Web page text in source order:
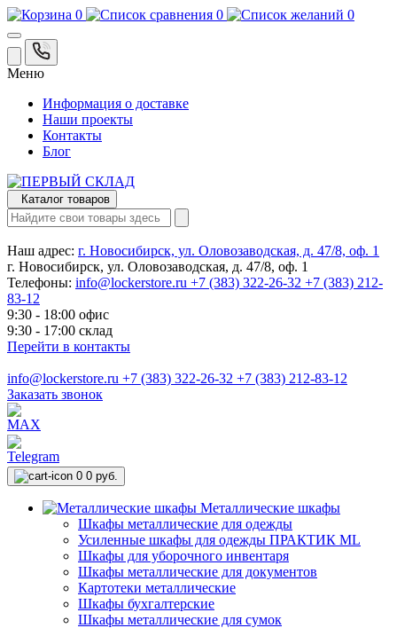
0 0 0
Меню
Информация о доставке
Наши проекты
Контакты
Блог
Каталог товаров
Наш адрес: г. Новосибирск, ул. Оловозаводская, д. 47/8, оф. 1
г. Новосибирск, ул. Оловозаводская, д. 47/8, оф. 1
Телефоны: info@lockerstore.ru +7 (383) 322-26-32 +7 (383) 212-
83-12
9:30 - 18:00 офис
9:30 - 17:00 склад
Перейти в контакты
info@lockerstore.ru +7 (383) 322-26-32 +7 (383) 212-83-12
Заказать звонок
0 0 руб.
Металлические шкафы
Шкафы металлические для одежды
Усиленные шкафы для одежды ПРАКТИК ML
Шкафы для уборочного инвентаря
Шкафы металлические для документов
Картотеки металлические
Шкафы бухгалтерские
Шкафы металлические для сумок